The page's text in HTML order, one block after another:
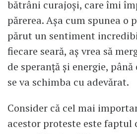
bătrâni curajoşi, care îmi
părerea. Aşa cum spunea o
părut un sentiment
fiecare seară, aş vrea să
de speranţă şi energie,
se va schimba cu adevărat.
Consider că cel mai
acestor proteste este faptul